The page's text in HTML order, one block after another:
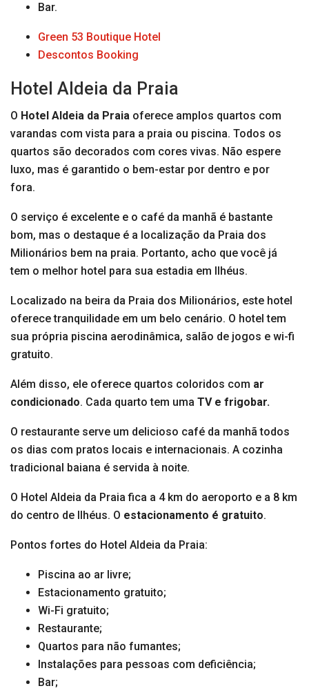
Bar.
Green 53 Boutique Hotel
Descontos Booking
Hotel Aldeia da Praia
O Hotel Aldeia da Praia oferece amplos quartos com
varandas com vista para a praia ou piscina. Todos os
quartos são decorados com cores vivas. Não espere
luxo, mas é garantido o bem-estar por dentro e por
fora.
O serviço é excelente e o café da manhã é bastante
bom, mas o destaque é a localização da Praia dos
Milionários bem na praia. Portanto, acho que você já
tem o melhor hotel para sua estadia em Ilhéus.
Localizado na beira da Praia dos Milionários, este hotel
oferece tranquilidade em um belo cenário. O hotel tem
sua própria piscina aerodinâmica, salão de jogos e wi-fi
gratuito.
Além disso, ele oferece quartos coloridos com ar
condicionado. Cada quarto tem uma TV e frigobar.
O restaurante serve um delicioso café da manhã todos
os dias com pratos locais e internacionais. A cozinha
tradicional baiana é servida à noite.
O Hotel Aldeia da Praia fica a 4 km do aeroporto e a 8 km
do centro de Ilhéus. O estacionamento é gratuito.
Pontos fortes do Hotel Aldeia da Praia:
Piscina ao ar livre;
Estacionamento gratuito;
Wi-Fi gratuito;
Restaurante;
Quartos para não fumantes;
Instalações para pessoas com deficiência;
Bar;